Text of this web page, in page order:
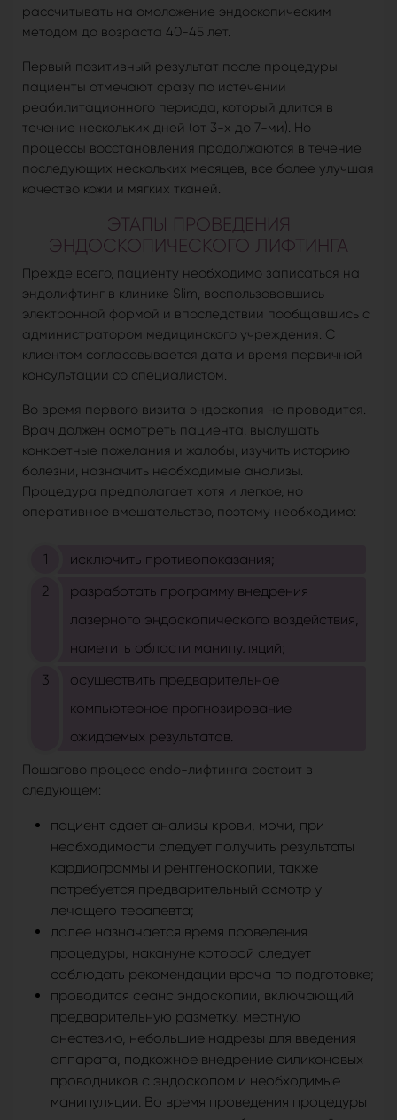
рассчитывать на омоложение эндоскопическим
методом до возраста 40-45 лет.
Первый позитивный результат после процедуры
пациенты отмечают сразу по истечении
реабилитационного периода, который длится в
течение нескольких дней (от 3-х до 7-ми). Но
процессы восстановления продолжаются в течение
последующих нескольких месяцев, все более улучшая
качество кожи и мягких тканей.
ЭТАПЫ ПРОВЕДЕНИЯ
ЭНДОСКОПИЧЕСКОГО ЛИФТИНГА
Прежде всего, пациенту необходимо записаться на
эндолифтинг в клинике Slim, воспользовавшись
электронной формой и впоследствии пообщавшись с
администратором медицинского учреждения. С
клиентом согласовывается дата и время первичной
консультации со специалистом.
Во время первого визита эндоскопия не проводится.
Врач должен осмотреть пациента, выслушать
конкретные пожелания и жалобы, изучить историю
болезни, назначить необходимые анализы.
Процедура предполагает хотя и легкое, но
оперативное вмешательство, поэтому необходимо:
исключить противопоказания;
разработать программу внедрения
лазерного эндоскопического воздействия,
наметить области манипуляций;
осуществить предварительное
компьютерное прогнозирование
ожидаемых результатов.
Пошагово процесс endo-лифтинга состоит в
следующем:
пациент сдает анализы крови, мочи, при
необходимости следует получить результаты
кардиограммы и рентгеноскопии, также
потребуется предварительный осмотр у
лечащего терапевта;
далее назначается время проведения
процедуры, накануне которой следует
соблюдать рекомендации врача по подготовке;
проводится сеанс эндоскопии, включающий
предварительную разметку, местную
анестезию, небольшие надрезы для введения
аппарата, подкожное внедрение силиконовых
проводников с эндоскопом и необходимые
манипуляции. Во время проведения процедуры